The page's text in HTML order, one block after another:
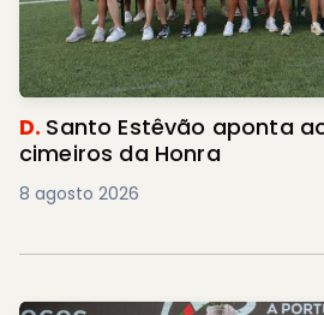
D. Santo Estêvão aponta
cimeiros da Honra
8 agosto 2026